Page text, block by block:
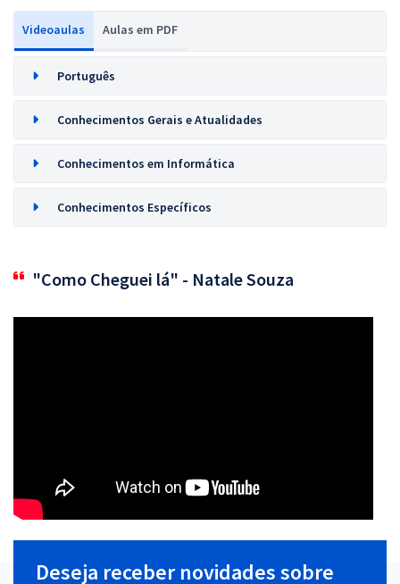
Videoaulas Aulas em PDF
Português
Conhecimentos Gerais e Atualidades
Conhecimentos em Informática
Conhecimentos Específicos
"Como Cheguei lá" - Natale Souza
Deseja receber novidades sobre